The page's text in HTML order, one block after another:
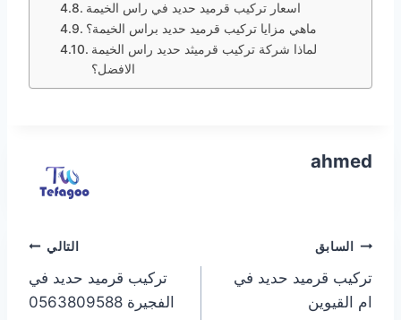
اسعار تركيب قرميد حديد في راس الخيمة
ماهي مزايا تركيب قرميد حديد براس الخيمة؟
لماذا شركة تركيب قرميثد حديد راس الخيمة
الافضل؟
ahmed
تصفّح
المقالات
السابق
تركيب قرميد حديد في
ام القيوين
التالي
تركيب قرميد حديد في
الفجيرة 0563809588